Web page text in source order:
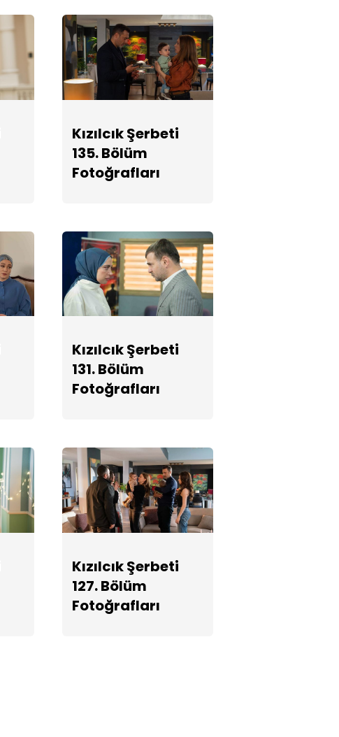
131. Bölüm
Fotoğrafları
Kızılcık Şerbeti
130. Bölüm
Kızılcık Şerbeti
Kızılcık Şerbeti
128. Bölüm
Fotoğrafları
Kızılcık Şerbeti
127. Bölüm
Fotoğrafları
Kızılcık Şerbeti
135. Bölüm
Fotoğrafları
Kızılcık Şerbeti
131. Bölüm
Fotoğrafları
Kızılcık Şerbeti
127. Bölüm
Fotoğrafları